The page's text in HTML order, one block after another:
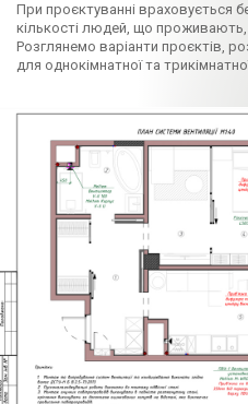
При проєктуванні враховується
кількості людей, що проживають,
Розглянемо варіанти проєктів,
для однокімнатної та